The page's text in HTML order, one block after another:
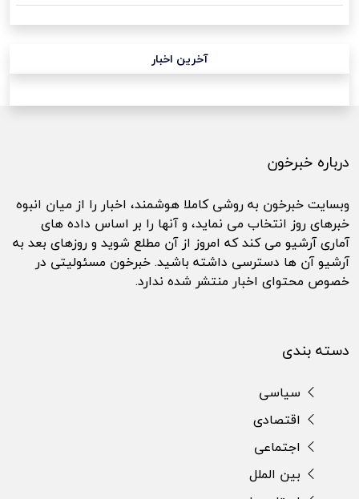
آخرین اخبار
درباره خبرخون
وبسایت خبرخون به روشی کاملا هوشمند، اخبار را از میان انبوه
خبرهای روز انتخاب می نماید، و آنها را بر اساس داده های
آماری آرشیو می کند که امروز از آن مطلع شوید و روزهای بعد به
آرشیو آن ها دسترسی داشته باشید. خبرخون مسئولیتی در
خصوص محتوای اخبار منتشر شده ندارد.
دسته بندی
سیاسی
اقتصادی
اجتماعی
بین الملل